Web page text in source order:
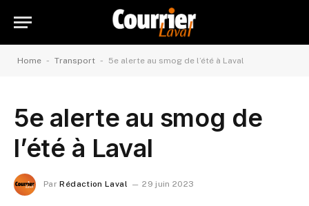
Home - Transport - 5e alerte au smog de l’été à Laval
5e alerte au smog de
l’été à Laval
Par Rédaction Laval 29 juin 2023